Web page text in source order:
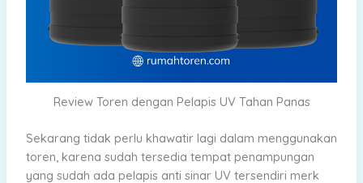
Review Toren dengan Pelapis UV Tahan Panas
Sekarang tidak perlu khawatir lagi dalam menggunakan
toren, karena sudah tersedia tempat penampungan
yang sudah ada pelapis anti sinar UV tersendiri merk